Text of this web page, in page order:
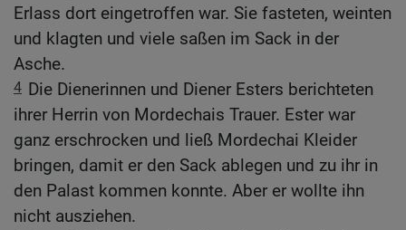
Erlass dort eingetroffen war. Sie fasteten, weinten
und klagten und viele saßen im Sack in der
Asche.
4 Die Dienerinnen und Diener Esters berichteten
ihrer Herrin von Mordechais Trauer. Ester war
ganz erschrocken und ließ Mordechai Kleider
bringen, damit er den Sack ablegen und zu ihr in
den Palast kommen konnte. Aber er wollte ihn
nicht ausziehen.